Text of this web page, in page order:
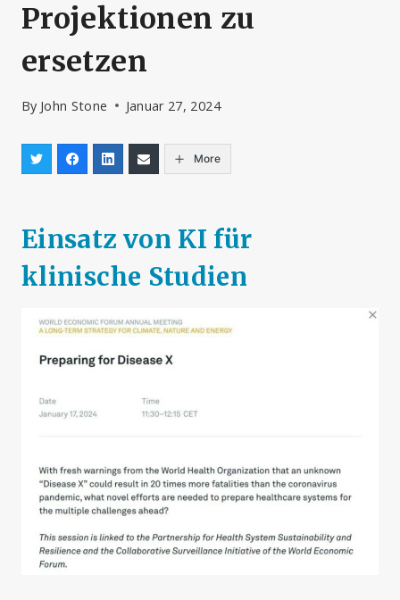
Projektionen zu
ersetzen
By John Stone Januar 27, 2024
More
Einsatz von KI für
klinische Studien